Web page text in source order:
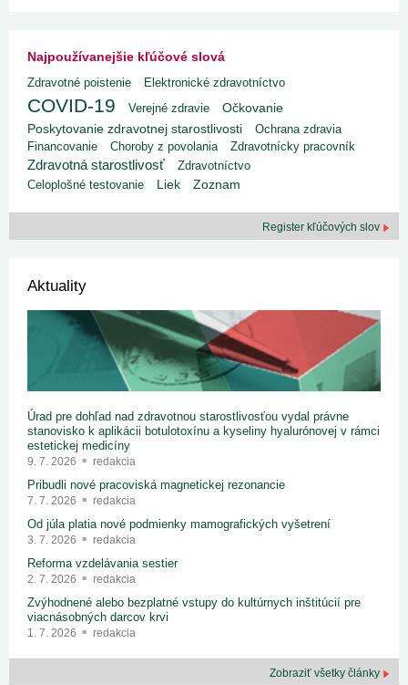
Najpoužívanejšie kľúčové slová
Zdravotné poistenie Elektronické zdravotníctvo
COVID-19 Verejné zdravie Očkovanie
Poskytovanie zdravotnej starostlivosti
Ochrana zdravia
Financovanie
Choroby z povolania Zdravotnícky pracovník
Zdravotná starostlivosť
Zdravotníctvo
Celoplošné testovanie
Liek Zoznam
Register kľúčových slov
Aktuality
Úrad pre dohľad nad zdravotnou starostlivosťou vydal právne
stanovisko k aplikácii botulotoxínu a kyseliny hyalurónovej v rámci
estetickej medicíny
9. 7. 2026 redakcia
Pribudli nové pracoviská magnetickej rezonancie
7. 7. 2026 redakcia
Od júla platia nové podmienky mamografických vyšetrení
3. 7. 2026 redakcia
Reforma vzdelávania sestier
2. 7. 2026 redakcia
Zvýhodnené alebo bezplatné vstupy do kultúrnych inštitúcií pre
viacnásobných darcov krvi
1. 7. 2026 redakcia
Zobraziť všetky články